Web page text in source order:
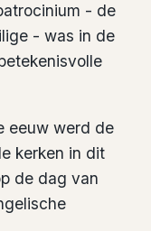
- de
- was in de
eeuw werd de
kerken in dit
de dag van